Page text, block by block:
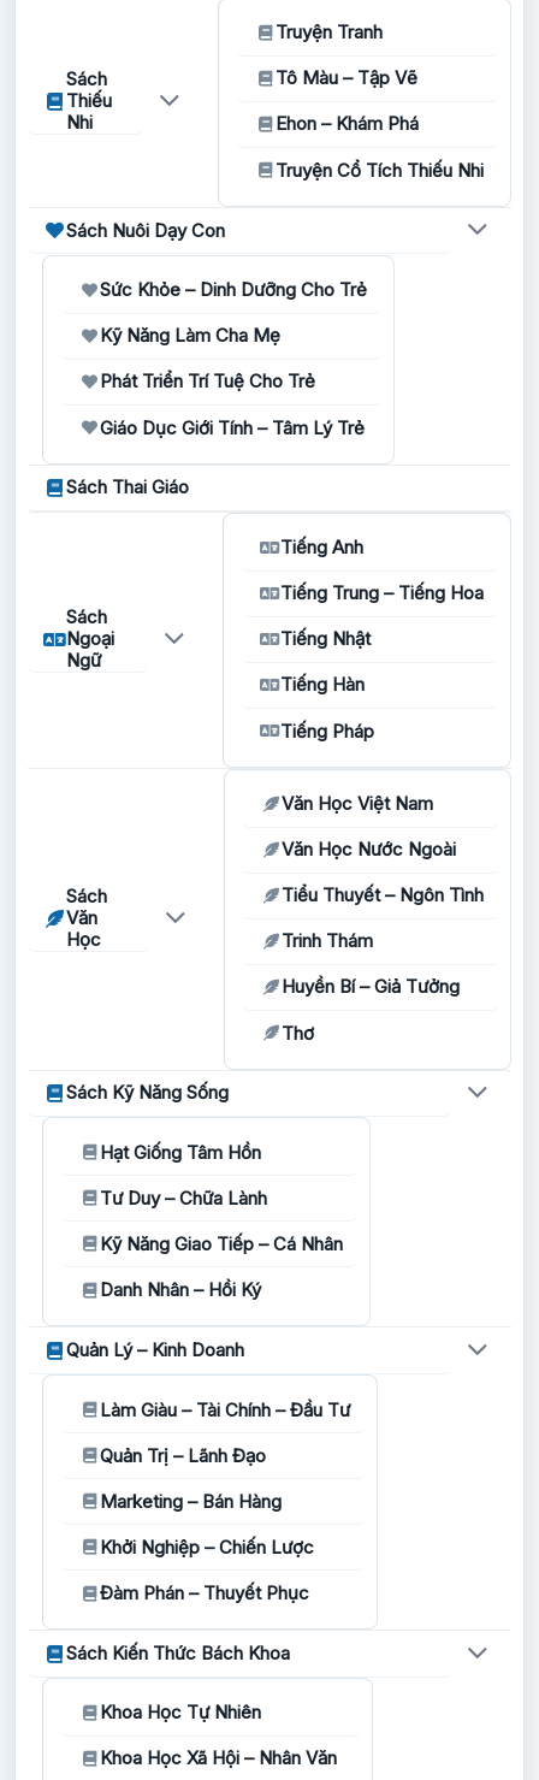
Sách
Thiếu
Nhi
Truyện Tranh
Tô Màu – Tập Vẽ
Ehon – Khám Phá
Truyện Cổ Tích Thiếu Nhi
Sách Nuôi Dạy Con
Sức Khỏe – Dinh Dưỡng Cho Trẻ
Kỹ Năng Làm Cha Mẹ
Phát Triển Trí Tuệ Cho Trẻ
Giáo Dục Giới Tính – Tâm Lý Trẻ
Sách Thai Giáo
Sách
Ngoại
Ngữ
Tiếng Anh
Tiếng Trung – Tiếng Hoa
Tiếng Nhật
Tiếng Hàn
Tiếng Pháp
Sách
Văn
Học
Văn Học Việt Nam
Văn Học Nước Ngoài
Tiểu Thuyết – Ngôn Tình
Trinh Thám
Huyền Bí – Giả Tưởng
Thơ
Sách Kỹ Năng Sống
Hạt Giống Tâm Hồn
Tư Duy – Chữa Lành
Kỹ Năng Giao Tiếp – Cá Nhân
Danh Nhân – Hồi Ký
Quản Lý – Kinh Doanh
Làm Giàu – Tài Chính – Đầu Tư
Quản Trị – Lãnh Đạo
Marketing – Bán Hàng
Khởi Nghiệp – Chiến Lược
Đàm Phán – Thuyết Phục
Sách Kiến Thức Bách Khoa
Khoa Học Tự Nhiên
Khoa Học Xã Hội – Nhân Văn